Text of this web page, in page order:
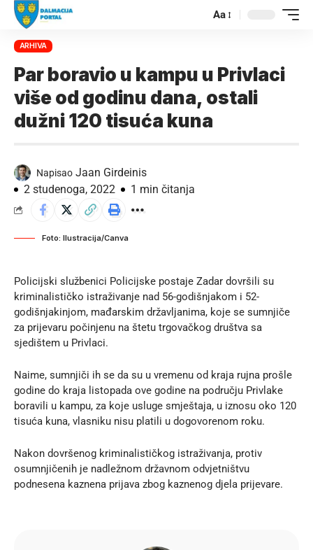
Aa
ARHIVA
Par boravio u kampu u Privlaci
više od godinu dana, ostali
dužni 120 tisuća kuna
Napisao Jaan Girdeinis
2 studenoga, 2022
1 min čitanja
Foto: Ilustracija/Canva
Policijski službenici Policijske postaje Zadar dovršili su
kriminalističko istraživanje nad 56-godišnjakom i 52-
godišnjakinjom, mađarskim državljanima, koje se sumnjiče
za prijevaru počinjenu na štetu trgovačkog društva sa
sjedištem u Privlaci.
Naime, sumnjiči ih se da su u vremenu od kraja rujna prošle
godine do kraja listopada ove godine na području Privlake
boravili u kampu, za koje usluge smještaja, u iznosu oko 120
tisuća kuna, vlasniku nisu platili u dogovorenom roku.
Nakon dovršenog kriminalističkog istraživanja, protiv
osumnjičenih je nadležnom državnom odvjetništvu
podnesena kaznena prijava zbog kaznenog djela prijevare.